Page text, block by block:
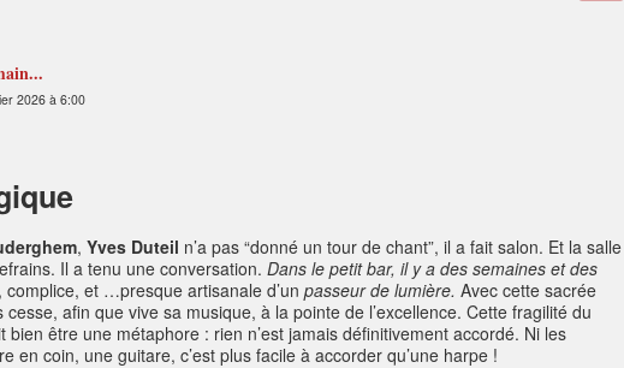
2026 à 6:00
, Yves Duteil n’a pas “donné un tour de chant”, il a fait salon. Et la salle
Il a tenu une conversation. Dans le petit bar, il y a des semaines et des
et …presque artisanale d’un passeur de lumière. Avec cette sacrée
cesse, afin que vive sa musique, à la pointe de l’excellence. Cette fragilité du
bien être une métaphore : rien n’est jamais définitivement accordé. Ni les
en coin, une guitare, c’est plus facile à accorder qu’une harpe !